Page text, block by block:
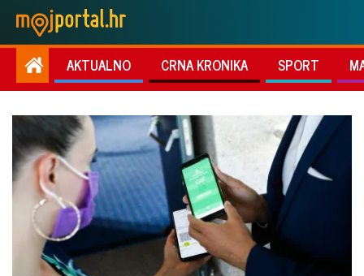
AKTUALNO CRNA KRONIKA SPORT